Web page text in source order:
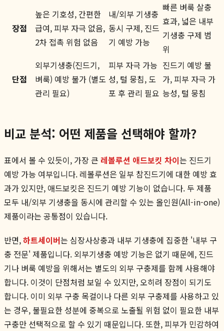
장점
높은 기호성, 간편한
급여, 피부 자극 없음,
2차 접촉 위험 없음
내/외부 기생충
동시 구제, 진드
기 예방 가능
빠른 벼룩 살충
효과, 넓은 내부
기생충 구제 범
위
단점
외부기생충(진드기,
벼룩) 예방 불가 (별도
관리 필요)
피부 자극 가능
성, 털 뭉침, 도
포 후 관리 필요
진드기 예방 불
가, 피부 자극 가
능성, 털 뭉침
비교 분석: 어떤 제품을 선택해야 할까?
표에서 볼 수 있듯이, 가장 큰 레볼루션 애드보킷 차이는 진드기
예방 가능 여부입니다. 레볼루션은 일부 참진드기에 대한 예방 효
과가 있지만, 애드보킷은 진드기 예방 기능이 없습니다. 두 제품
모두 내/외부 기생충을 동시에 관리할 수 있는 올인원(All-in-one)
제품이라는 공통점이 있습니다.
반면,하트세이버는 심장사상충과 내부 기생충에 집중한 '내부 구
충 전문' 제품입니다. 외부기생충 예방 기능은 없기 때문에, 진드
기나 벼룩 예방을 위해서는 별도의 외부 구충제를 함께 사용해야
합니다. 이것이 단점처럼 보일 수 있지만, 오히려 장점이 되기도
합니다. 이미 외부 구충 목걸이나 다른 외부 구충제를 사용하고 있
는 경우, 불필요한 성분에 중복으로 노출될 위험 없이 필요한 내부
구충만 선택적으로 할 수 있기 때문입니다. 또한, 피부가 민감하여